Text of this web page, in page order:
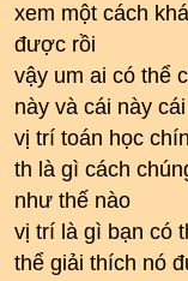
xem một cách
được rồi
vậy um ai có thể
này và cái này
vị trí toán học
th là gì cách
như thế nào
vị trí là gì bạn có
thể giải thích nó